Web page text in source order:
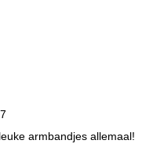
armbandjes allemaal!